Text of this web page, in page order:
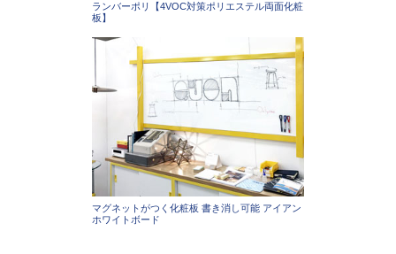
ランバーポリ【4VOC対策ポリエステル両面化粧
板】
マグネットがつく化粧板 書き消し可能 アイアン
ホワイトボード